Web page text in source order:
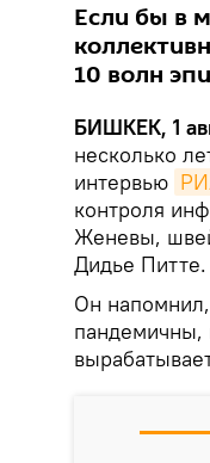
Если бы в
10 волн
БИШКЕК, 1
несколько
интервью
контроля
Женевы,
Дидье Питте.
Он напомнил,
пандемичны,